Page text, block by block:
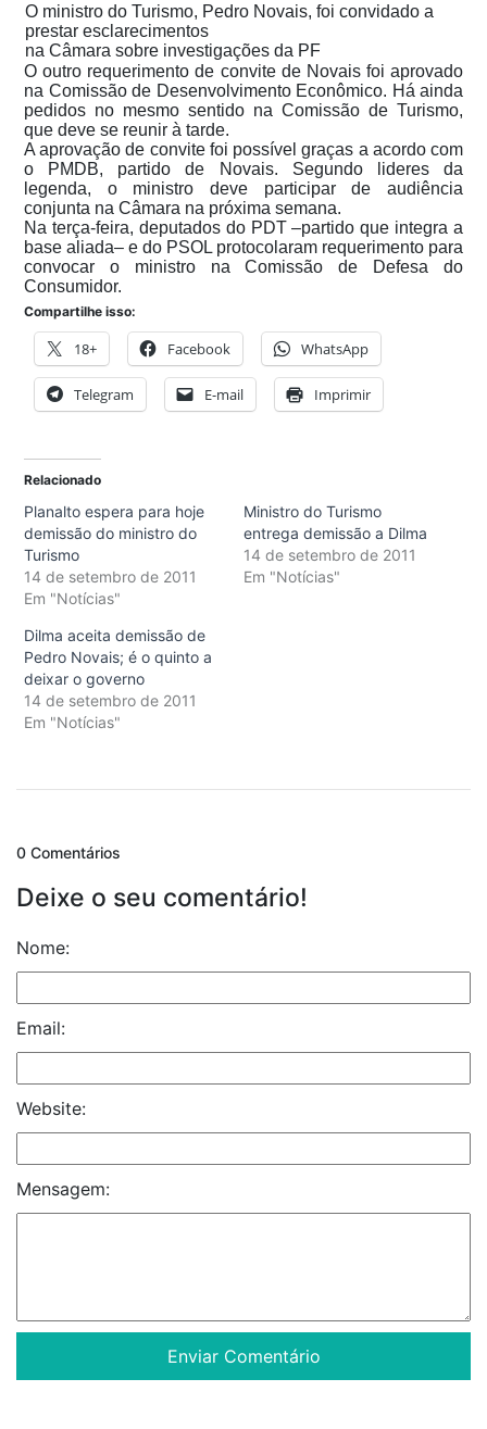
O ministro do Turismo, Pedro Novais, foi convidado a
prestar esclarecimentos
na Câmara sobre investigações da PF
O outro requerimento de convite de Novais foi aprovado
na Comissão de Desenvolvimento Econômico. Há ainda
pedidos no mesmo sentido na Comissão de Turismo,
que deve se reunir à tarde.
A aprovação de convite foi possível graças a acordo com
o PMDB, partido de Novais. Segundo lideres da
legenda, o ministro deve participar de audiência
conjunta na Câmara na próxima semana.
Na terça-feira, deputados do PDT –partido que integra a
base aliada– e do PSOL protocolaram requerimento para
convocar o ministro na Comissão de Defesa do
Consumidor.
Compartilhe isso:
18+ Facebook WhatsApp
Telegram E-mail Imprimir
Relacionado
Planalto espera para hoje
demissão do ministro do
Turismo
14 de setembro de 2011
Em "Notícias"
Ministro do Turismo
entrega demissão a Dilma
14 de setembro de 2011
Em "Notícias"
Dilma aceita demissão de
Pedro Novais; é o quinto a
deixar o governo
14 de setembro de 2011
Em "Notícias"
0 Comentários
Deixe o seu comentário!
Nome:
Email:
Website:
Mensagem: